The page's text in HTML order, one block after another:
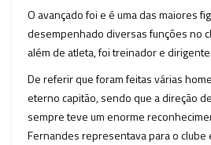
O avançado foi e é uma das maiores
desempenhado diversas funções no
além de atleta, foi treinador e dirigente.
De referir que foram feitas várias
eterno capitão, sendo que a direção
sempre teve um enorme
Fernandes representava para o clube